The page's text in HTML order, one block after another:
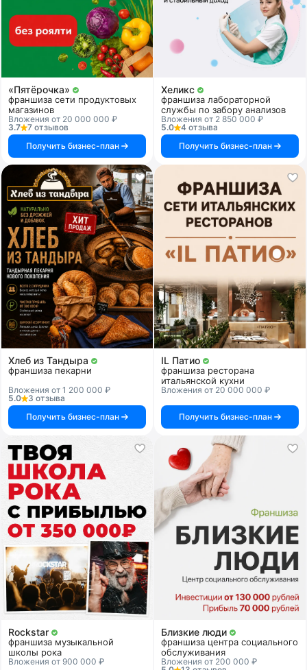
«Пятёрочка»
франшиза сети продуктовых
магазинов
Вложения от 20 000 000 ₽
3.7
7 отзывов
Получить бизнес-план
Хеликс
франшиза лабораторной
службы по забору анализов
Вложения от 2 850 000 ₽
5.0
4 отзыва
Получить бизнес-план
Хлеб из Тандыра
франшиза пекарни
Вложения от 1 200 000 ₽
5.0
3 отзыва
Получить бизнес-план
IL Патио
франшиза ресторана
итальянской кухни
Вложения от 20 000 000 ₽
Получить бизнес-план
Rockstar
франшиза музыкальной
школы рока
Вложения от 900 000 ₽
Близкие люди
франшиза центра социального
обслуживания
Вложения от 200 000 ₽